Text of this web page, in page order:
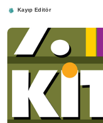
PostedKayıp Editör